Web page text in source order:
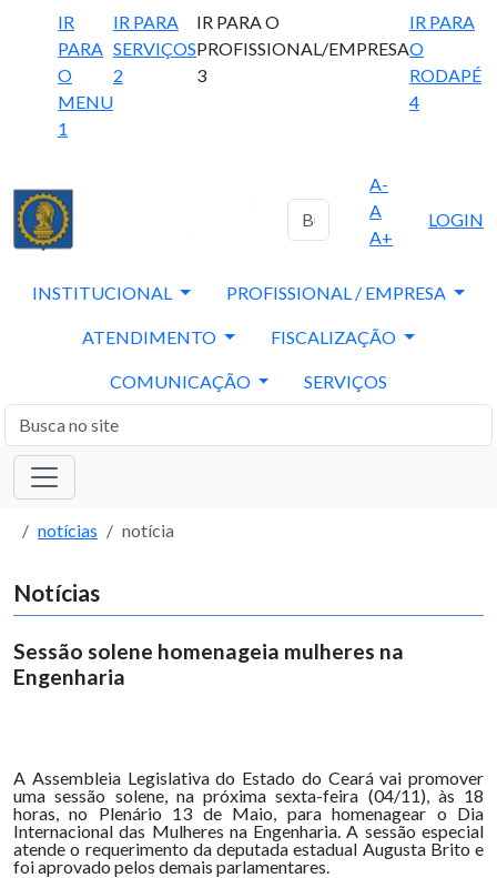
IR
PARA
O
MENU
1
IR PARA
SERVIÇOS
2
IR PARA O
PROFISSIONAL/EMPRESA
3
IR PARA
O
RODAPÉ
4
A-
A
A+
LOGIN
INSTITUCIONAL PROFISSIONAL / EMPRESA
ATENDIMENTO FISCALIZAÇÃO
COMUNICAÇÃO SERVIÇOS
notícias notícia
Notícias
Sessão solene homenageia mulheres na
Engenharia
A Assembleia Legislativa do Estado do Ceará vai promover
uma sessão solene, na próxima sexta-feira (04/11), às 18
horas, no Plenário 13 de Maio, para homenagear o Dia
Internacional das Mulheres na Engenharia. A sessão especial
atende o requerimento da deputada estadual Augusta Brito e
foi aprovado pelos demais parlamentares.